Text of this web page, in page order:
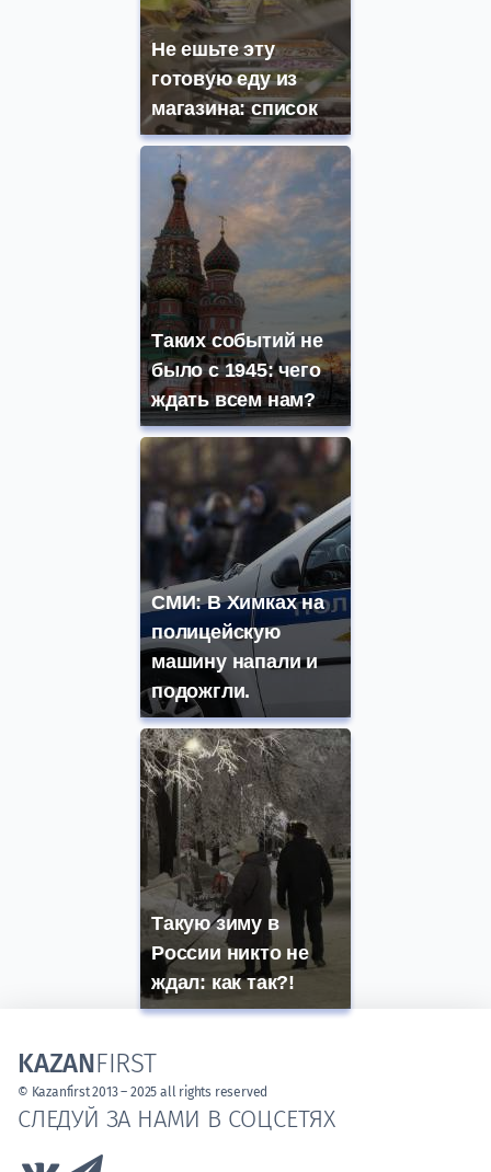
Не ешьте эту
готовую еду из
магазина: список
Таких событий не
было с 1945: чего
ждать всем нам?
СМИ: В Химках на
полицейскую
машину напали и
подожгли.
Такую зиму в
России никто не
ждал: как так?!
СЛЕДУЙ ЗА НАМИ В СОЦСЕТЯХ
Link to Vk
KAZANFIRST
© Kazanfirst 2013 – 2025 all rights reserved